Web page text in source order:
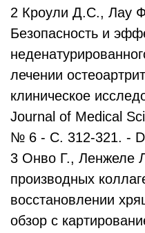
2 Кроули Д.С., Лау
Безопасность и
лечении
клиническое
Journal of Medical
№ 6 - C. 312-321. -
3 Онво Г., Ленжеле
производных
восстановлении
обзор с